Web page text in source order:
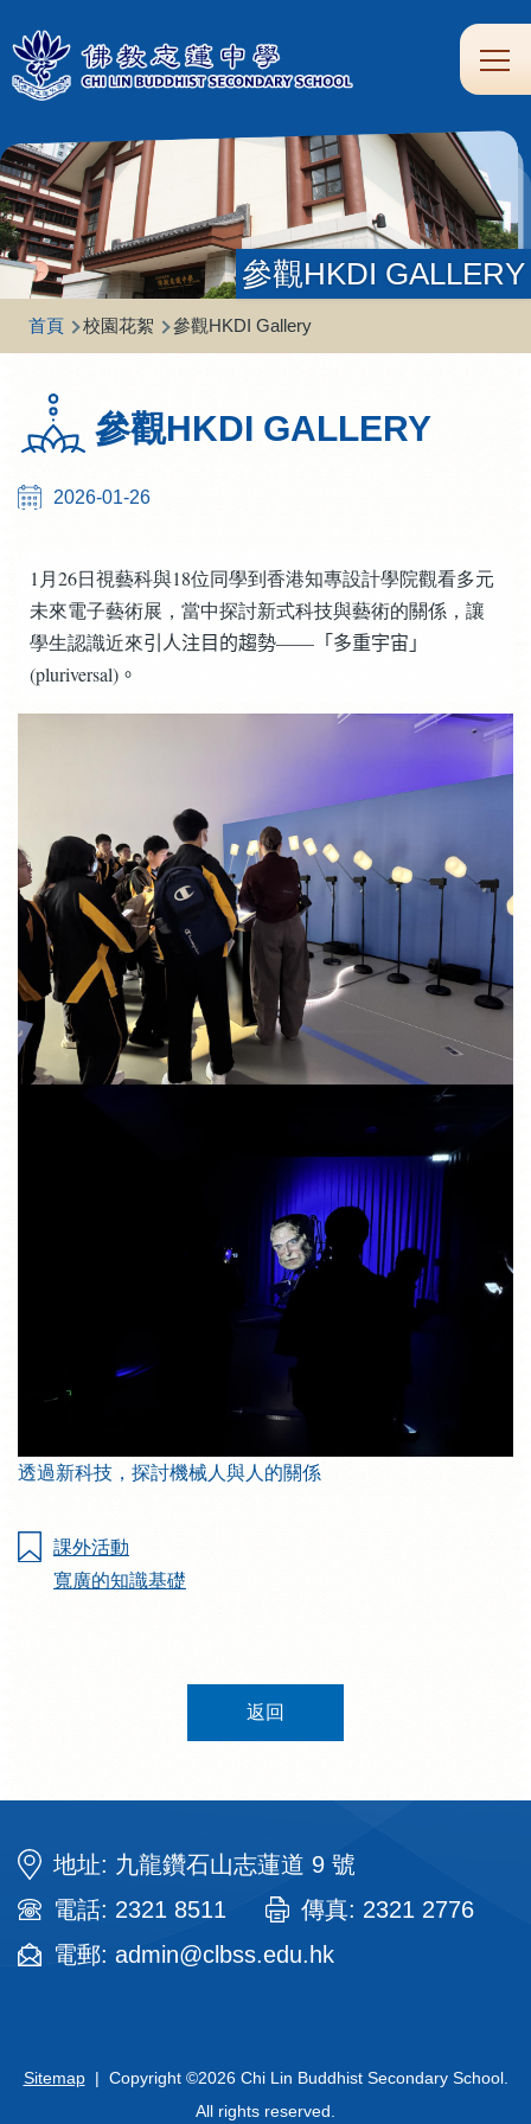
Main
生
涯
劃
家
校
作
校
友
圖
書
園
道
參觀HKDI GALLERY
導
航
連
結
首頁 校園花絮 參觀HKDI Gallery
參觀HKDI GALLERY
2026-01-26
1月26日視藝科與18位同學到香港知專設計學院觀看多元
未來電子藝術展，當中探討新式科技與藝術的關係，讓
學生認識近來引人注目的趨勢——「多重宇宙」
(pluriversal) 。
透過新科技，探討機械人與人的關係
課外活動
寬廣的知識基礎
返回
地址: 九龍鑽石山志蓮道 9 號
電話: 2321 8511
傳真: 2321 2776
電郵: admin@clbss.edu.hk
Sitemap| Copyright ©2026 Chi Lin Buddhist Secondary School.
All rights reserved.